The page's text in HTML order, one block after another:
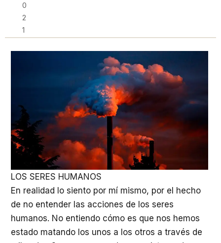
0
2
1
LOS SERES HUMANOS
En realidad lo siento por mí mismo, por el hecho
de no entender las acciones de los seres
humanos. No entiendo cómo es que nos hemos
estado matando los unos a los otros a través de